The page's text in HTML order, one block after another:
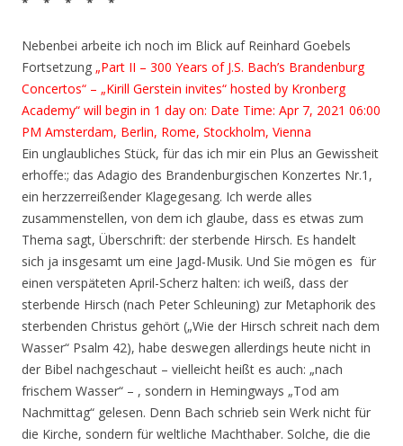
Nebenbei arbeite ich noch im Blick auf Reinhard Goebels
Fortsetzung „Part II – 300 Years of J.S. Bach’s Brandenburg
Concertos“ – „Kirill Gerstein invites“ hosted by Kronberg
Academy“ will begin in 1 day on: Date Time: Apr 7, 2021 06:00
PM Amsterdam, Berlin, Rome, Stockholm, Vienna
Ein unglaubliches Stück, für das ich mir ein Plus an Gewissheit
erhoffe:; das Adagio des Brandenburgischen Konzertes Nr.1,
ein herzzerreißender Klagegesang. Ich werde alles
zusammenstellen, von dem ich glaube, dass es etwas zum
Thema sagt, Überschrift: der sterbende Hirsch. Es handelt
sich ja insgesamt um eine Jagd-Musik. Und Sie mögen es für
einen verspäteten April-Scherz halten: ich weiß, dass der
sterbende Hirsch (nach Peter Schleuning) zur Metaphorik des
sterbenden Christus gehört („Wie der Hirsch schreit nach dem
Wasser“ Psalm 42), habe deswegen allerdings heute nicht in
der Bibel nachgeschaut – vielleicht heißt es auch: „nach
frischem Wasser“ – , sondern in Hemingways „Tod am
Nachmittag“ gelesen. Denn Bach schrieb sein Werk nicht für
die Kirche, sondern für weltliche Machthaber. Solche, die die